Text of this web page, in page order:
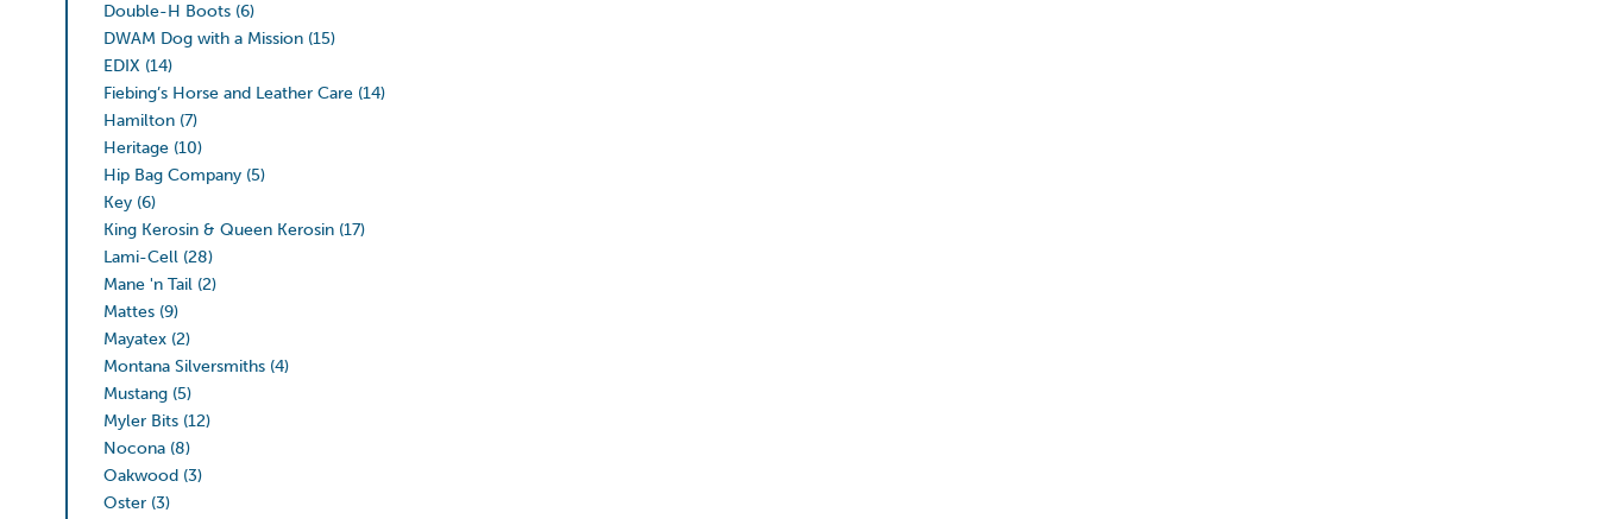
Double-H Boots (6)
DWAM Dog with a Mission (15)
EDIX (14)
Fiebing’s Horse and Leather Care (14)
Hamilton (7)
Heritage (10)
Hip Bag Company (5)
Key (6)
King Kerosin & Queen Kerosin (17)
Lami-Cell (28)
Mane 'n Tail (2)
Mattes (9)
Mayatex (2)
Montana Silversmiths (4)
Mustang (5)
Myler Bits (12)
Nocona (8)
Oakwood (3)
Oster (3)